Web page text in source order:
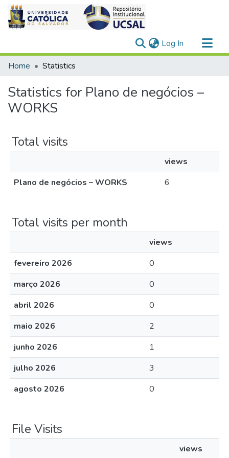
Log In (current)
Communities & Collections
Home Statistics
Statistics for Plano de negócios –
WORKS
Total visits
views
Plano de negócios – WORKS
6
Total visits per month
views
fevereiro 2026
0
março 2026
0
abril 2026
0
maio 2026
2
junho 2026
1
julho 2026
3
agosto 2026
0
File Visits
views